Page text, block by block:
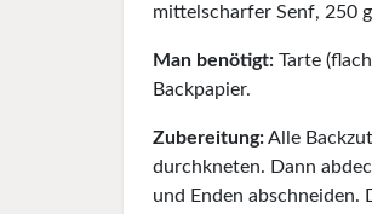
mittelscharfer Senf, 250
Man benötigt: Tarte
Backpapier.
Zubereitung:Alle
durchkneten. Dann
und Enden abschneiden.